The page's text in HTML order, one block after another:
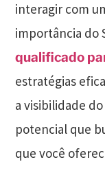
interagir com
importância do
qualificado
estratégias
a visibilidade
potencial que
que você